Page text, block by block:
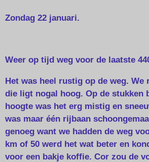
Zondag 22 januari.
Weer op tijd weg voor de laatste
Het was heel rustig op de weg. We
die ligt nogal hoog. Op de stukken
hoogte was het erg mistig en
was maar één rijbaan
genoeg want we hadden de weg
km of 50 werd het wat beter en
voor een bakje koffie. Cor zou de